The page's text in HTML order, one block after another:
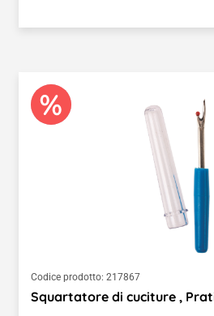
Codice prodotto: 217867
Squartatore di cuciture ,